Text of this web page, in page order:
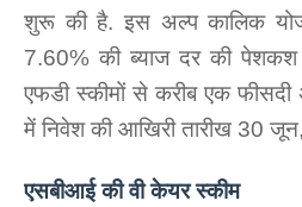
शुरू की है. इस अल्‍प कालिक
7.60% की ब्याज दर की
एफडी स्‍कीमों से करीब एक
में निवेश की आखिरी तारीख 30
एसबीआई की वी केयर स्‍कीम